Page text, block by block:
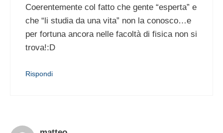
Coerentemente col fatto che gente “esperta” e
che “li studia da una vita” non la conosco…e
per fortuna ancora nelle facoltà di fisica non si
trova!:D
Rispondi